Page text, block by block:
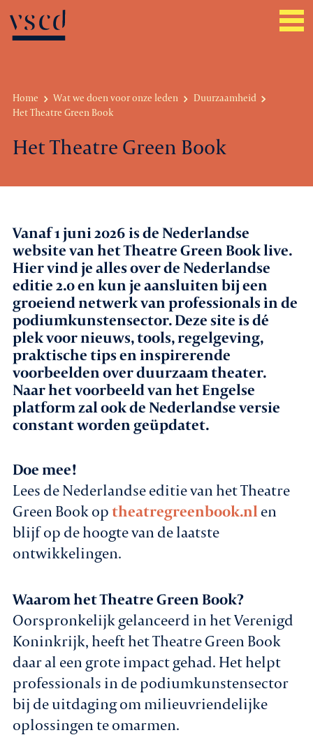
Over VSCD
Belangenbehartiging
Werkgeverszaken
Promotie
Netwerk & service
Lid worden
Agenda
Leden
Nieuws
Vacatures
Contact
Home Wat we doen voor onze leden
Duurzaamheid
Het Theatre Green Book
Het Theatre Green Book
Vanaf 1 juni 2026 is de Nederlandse
website van het Theatre Green Book live.
Hier vind je alles over de Nederlandse
editie 2.0 en kun je aansluiten bij een
groeiend netwerk van professionals in de
podiumkunstensector. Deze site is dé
plek voor nieuws, tools, regelgeving,
praktische tips en inspirerende
voorbeelden over duurzaam theater.
Naar het voorbeeld van het Engelse
platform zal ook de Nederlandse versie
constant worden geüpdatet.
Doe mee!
Lees de Nederlandse editie van het Theatre
Green Book optheatregreenbook.nl en
blijf op de hoogte van de laatste
ontwikkelingen.
Waarom het Theatre Green Book?
Oorspronkelijk gelanceerd in het Verenigd
Koninkrijk, heeft het Theatre Green Book
daar al een grote impact gehad. Het helpt
professionals in de podiumkunstensector
bij de uitdaging om milieuvriendelijke
oplossingen te omarmen.